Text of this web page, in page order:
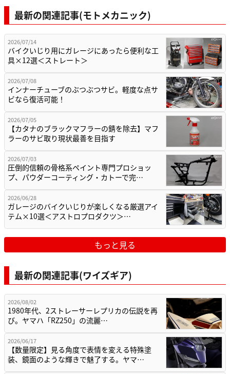
最新の関連記事(モトメカニック)
2026/07/14
バイクいじり用にガレージにあったら便利な工
具×12選＜ストレート＞
2026/07/08
インナーチューブのぶつぶつサビ。軽度な点サ
ビなら復活可能！
2026/07/05
【カタナのブラックマフラーの錆を除去】マフ
ラーのサビ取り現状最善を目指す
2026/07/03
圧倒的信頼の骨格系ペイント専門プロショッ
プ、パウダーコーティング・カトーで完…
2026/06/28
ガレージのバイクいじりが楽しくなる厳選アイ
テム×10選＜アストロプロダクツ＞…
もっと見る
最新の関連記事(ワイズギア)
2026/08/02
1980年代、2ストレーサーレプリカの伝説を再
び。ヤマハ「RZ250」の流麗…
2026/06/17
【数量限定】見る角度で表情を変える特殊塗
装、鏡面のような輝きで魅了する。ヤマ…